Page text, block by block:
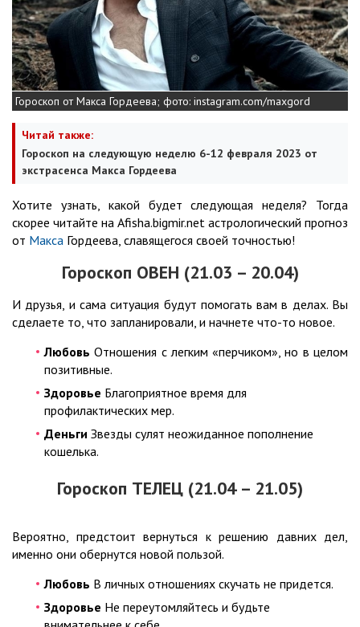
Гороскоп от Макса Гордеева; фото: instagram.com/maxgord
Читай также:
Гороскоп на следующую неделю 6-12 февраля 2023 от
экстрасенса Макса Гордеева
Хотите узнать, какой будет следующая неделя? Тогда
скорее читайте на Afisha.bigmir.net астрологический прогноз
от Макса Гордеева, славящегося своей точностью!
Гороскоп ОВЕН (21.03 – 20.04)
И друзья, и сама ситуация будут помогать вам в делах. Вы
сделаете то, что запланировали, и начнете что-то новое.
Любовь Отношения с легким «перчиком», но в целом
позитивные.
Здоровье Благоприятное время для
профилактических мер.
Деньги Звезды сулят неожиданное пополнение
кошелька.
Гороскоп ТЕЛЕЦ (21.04 – 21.05)
Вероятно, предстоит вернуться к решению давних дел,
именно они обернутся новой пользой.
Любовь В личных отношениях скучать не придется.
Здоровье Не переутомляйтесь и будьте